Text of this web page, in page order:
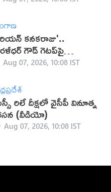
కనకరాజు'..
గౌడ్ గెటప్‌పై
Aug 07, 2026, 10:08 IST
రిలే దీక్ష‌లో వైసీపీ వినూత్న
(వీడియో)
Aug 07, 2026, 10:08 IST